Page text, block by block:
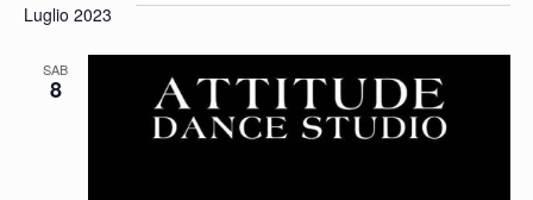
Luglio 2023
SAB
8